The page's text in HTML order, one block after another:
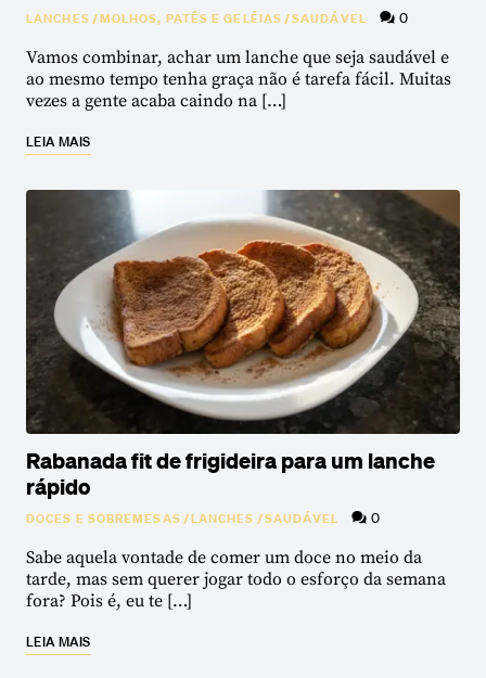
LANCHES/MOLHOS, PATÊS E GELÉIAS/SAUDÁVEL 0
Vamos combinar, achar um lanche que seja saudável e
ao mesmo tempo tenha graça não é tarefa fácil. Muitas
vezes a gente acaba caindo na […]
LEIA MAIS
Rabanada fit de frigideira para um lanche
rápido
DOCES E SOBREMESAS/LANCHES /SAUDÁVEL 0
Sabe aquela vontade de comer um doce no meio da
tarde, mas sem querer jogar todo o esforço da semana
fora? Pois é, eu te […]
LEIA MAIS